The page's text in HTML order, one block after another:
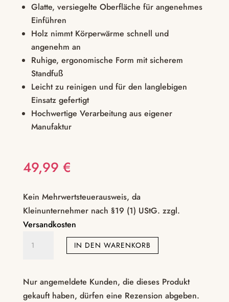
Glatte, versiegelte Oberfläche für angenehmes
Einführen
Holz nimmt Körperwärme schnell und
angenehm an
Ruhige, ergonomische Form mit sicherem
Standfuß
Leicht zu reinigen und für den langlebigen
Einsatz gefertigt
Hochwertige Verarbeitung aus eigener
Manufaktur
49,99 €
Kein Mehrwertsteuerausweis, da
Kleinunternehmer nach §19 (1) UStG. zzgl.
Versandkosten
aus
–
handgefertigt
IN DEN WARENKORB
Nur angemeldete Kunden, die dieses Produkt
gekauft haben, dürfen eine Rezension abgeben.